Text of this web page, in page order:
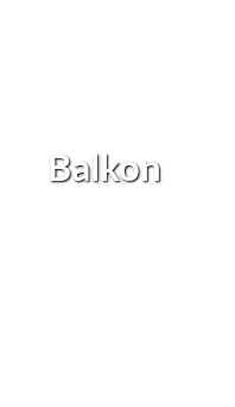
Balkon